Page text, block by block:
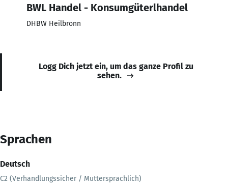
BWL Handel - Konsumgüterlhandel
DHBW Heilbronn
Logg Dich jetzt ein, um das ganze Profil zu
sehen.
Sprachen
Deutsch
C2 (Verhandlungssicher / Muttersprachlich)